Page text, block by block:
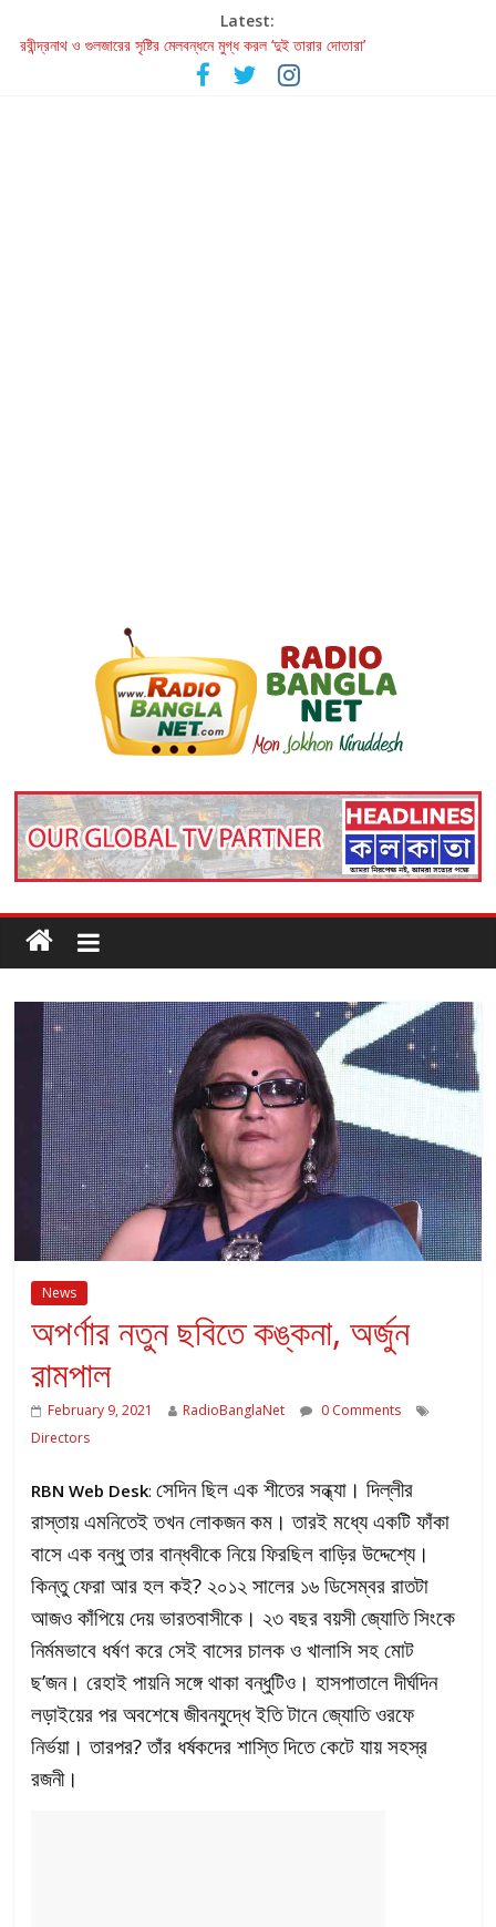
Latest:
রবীন্দ্রনাথ ও গুলজারের সৃষ্টির মেলবন্ধনে মুগ্ধ করল ‘দুই তারার দোতারা’
কলের গান থেকে রীলস্ — বাঙালির গান শোনার বিবর্তনের গল্প
News
অপর্ণার নতুন ছবিতে কঙ্কনা, অর্জুন
রামপাল
February 9, 2021 RadioBanglaNet
0 Comments
Directors
RBN Web Desk:সেদিন ছিল এক শীতের সন্ধ্যা। দিল্লীর
রাস্তায় এমনিতেই তখন লোকজন কম। তারই মধ্যে একটি ফাঁকা
বাসে এক বন্ধু তার বান্ধবীকে নিয়ে ফিরছিল বাড়ির উদ্দেশ্যে।
কিন্তু ফেরা আর হল কই? ২০১২ সালের ১৬ ডিসেম্বর রাতটা
আজও কাঁপিয়ে দেয় ভারতবাসীকে। ২৩ বছর বয়সী জ্যোতি সিংকে
নির্মমভাবে ধর্ষণ করে সেই বাসের চালক ও খালাসি সহ মোট
ছ’জন। রেহাই পায়নি সঙ্গে থাকা বন্ধুটিও। হাসপাতালে দীর্ঘদিন
লড়াইয়ের পর অবশেষে জীবনযুদ্ধে ইতি টানে জ্যোতি ওরফে
নির্ভয়া। তারপর? তাঁর ধর্ষকদের শাস্তি দিতে কেটে যায় সহস্র
রজনী।